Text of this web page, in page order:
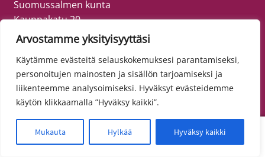
Arvostamme yksityisyyttäsi
Käytämme evästeitä selauskokemuksesi parantamiseksi,
personoitujen mainosten ja sisällön tarjoamiseksi ja
liikenteemme analysoimiseksi. Hyväksyt evästeidemme
käytön klikkaamalla ”Hyväksy kaikki”.
Mukauta Hylkää Hyväksy kaikki
Suomussalmen kunta
Kauppakatu 20
89600 SUOMUSSALMI
puh. (08) 615 55 51 (vaihde)
Tietosuoja
Toimitusehdot
Tietosuojaseloste
Etsi:
Haku